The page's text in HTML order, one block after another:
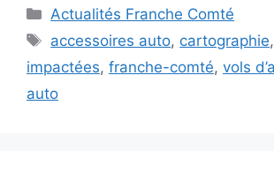
Catégories
Actualités Franche Comté
Étiquettes
accessoires auto, cartographie,
impactées, franche-comté, vols
auto